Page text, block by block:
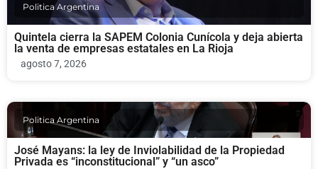
Politica Argentina
Quintela cierra la SAPEM Colonia Cunícola y deja abierta
la venta de empresas estatales en La Rioja
agosto 7, 2026
Politica Argentina
José Mayans: la ley de Inviolabilidad de la Propiedad
Privada es “inconstitucional” y “un asco”